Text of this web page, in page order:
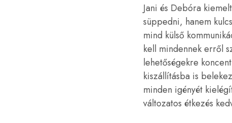
Jani és Debóra
süppedni, hanem
mind külső
kell mindennek erről
lehetőségekre
kiszállításba is
minden igényét
változatos étkezés